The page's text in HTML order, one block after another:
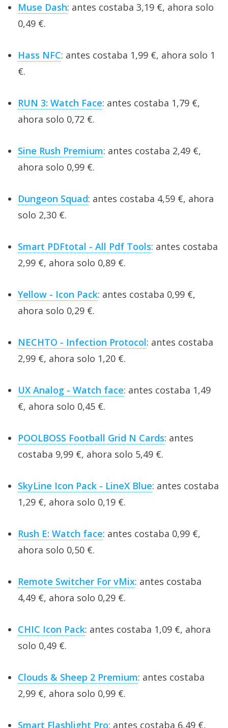
Muse Dash: antes costaba 3,19 €, ahora solo
0,49 €.
Hass NFC: antes costaba 1,99 €, ahora solo 1
€.
RUN 3: Watch Face: antes costaba 1,79 €,
ahora solo 0,72 €.
Sine Rush Premium: antes costaba 2,49 €,
ahora solo 0,99 €.
Dungeon Squad: antes costaba 4,59 €, ahora
solo 2,30 €.
Smart PDFtotal - All Pdf Tools: antes costaba
2,99 €, ahora solo 0,89 €.
Yellow - Icon Pack: antes costaba 0,99 €,
ahora solo 0,29 €.
NECHTO - Infection Protocol: antes costaba
2,99 €, ahora solo 1,20 €.
UX Analog - Watch face: antes costaba 1,49
€, ahora solo 0,45 €.
POOLBOSS Football Grid N Cards: antes
costaba 9,99 €, ahora solo 5,49 €.
SkyLine Icon Pack - LineX Blue: antes costaba
1,29 €, ahora solo 0,19 €.
Rush E: Watch face: antes costaba 0,99 €,
ahora solo 0,50 €.
Remote Switcher For vMix: antes costaba
4,49 €, ahora solo 0,29 €.
CHIC Icon Pack: antes costaba 1,09 €, ahora
solo 0,49 €.
Clouds & Sheep 2 Premium: antes costaba
2,99 €, ahora solo 0,99 €.
Smart Flashlight Pro: antes costaba 6,49 €,